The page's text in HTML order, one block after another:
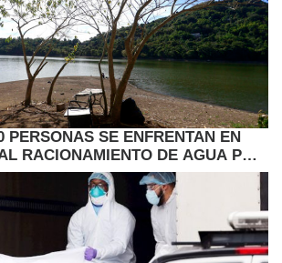
PERSONAS SE ENFRENTAN EN
RACIONAMIENTO DE AGUA POR